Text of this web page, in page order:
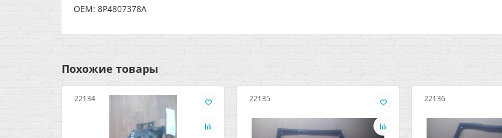
OEM: 8P4807378A
Похожие товары
22134 22135 22136